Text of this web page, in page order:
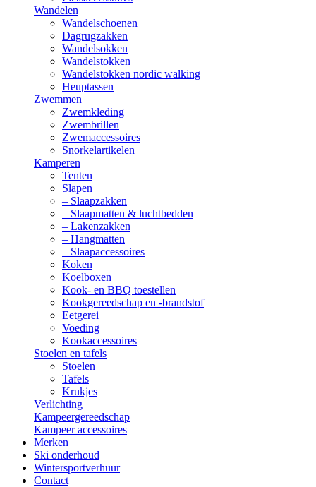
Wandelen
Wandelschoenen
Dagrugzakken
Wandelsokken
Wandelstokken
Wandelstokken nordic walking
Heuptassen
Zwemmen
Zwemkleding
Zwembrillen
Zwemaccessoires
Snorkelartikelen
Kamperen
Tenten
Slapen
– Slaapzakken
– Slaapmatten & luchtbedden
– Lakenzakken
– Hangmatten
– Slaapaccessoires
Koken
Koelboxen
Kook- en BBQ toestellen
Kookgereedschap en -brandstof
Eetgerei
Voeding
Kookaccessoires
Stoelen en tafels
Stoelen
Tafels
Krukjes
Verlichting
Kampeergereedschap
Kampeer accessoires
Merken
Ski onderhoud
Wintersportverhuur
Contact